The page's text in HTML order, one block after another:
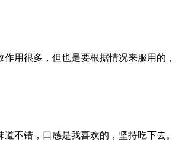
作用很多，但也是要根据情况来服用的，
道不错，口感是我喜欢的，坚持吃下去。